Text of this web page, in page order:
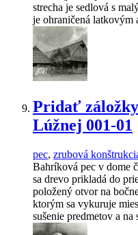
strecha je sedlová s
je ohraničená latkovým
Pridať záložky
Lúžnej 001-01
pec, zrubová
Bahríková pec v dome
sa drevo prikladá do
položený otvor na
ktorým sa vykuruje
sušenie predmetov a na